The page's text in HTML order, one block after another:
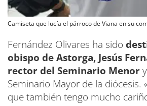
Camiseta que lucía el párroco de Viana en su
Fernández Olivares ha sido
obispo de Astorga, Jesús
rector del Seminario Menor
Seminario Mayor de la diócesis.
que también tengo mucho